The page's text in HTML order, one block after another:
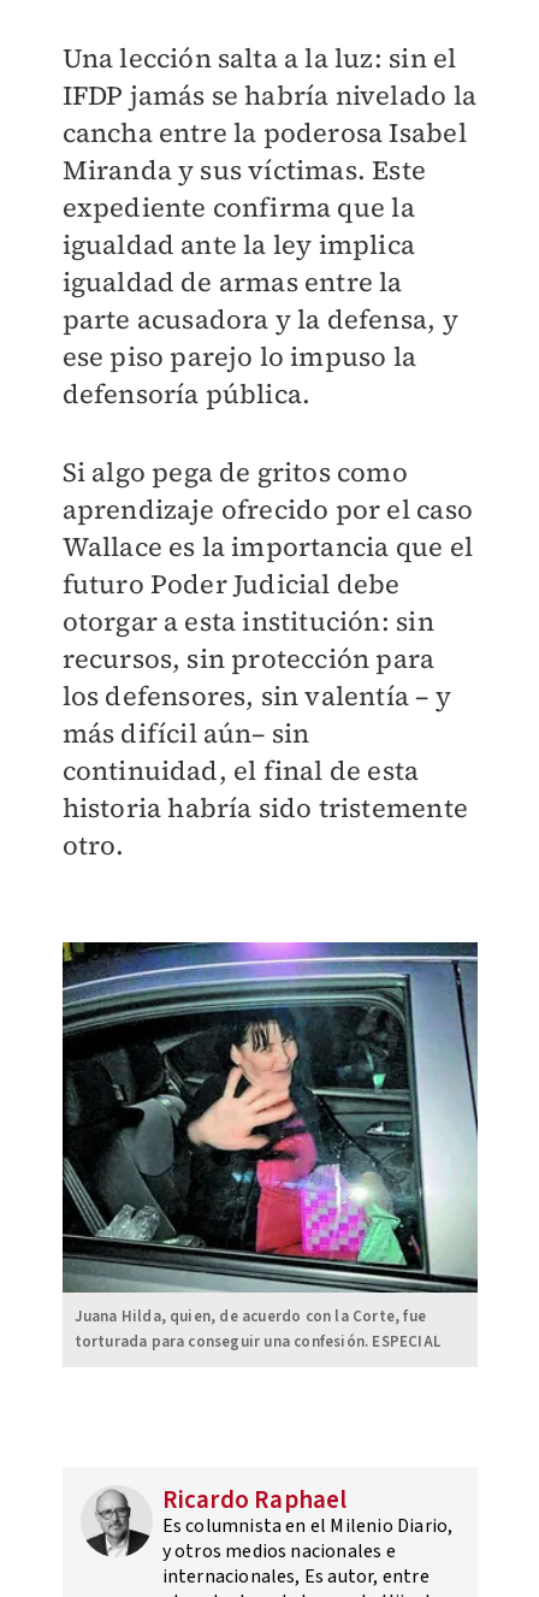
Una lección salta a la luz: sin el
IFDP jamás se habría nivelado la
cancha entre la poderosa Isabel
Miranda y sus víctimas. Este
expediente confirma que la
igualdad ante la ley implica
igualdad de armas entre la
parte acusadora y la defensa, y
ese piso parejo lo impuso la
defensoría pública.
Si algo pega de gritos como
aprendizaje ofrecido por el caso
Wallace es la importancia que el
futuro Poder Judicial debe
otorgar a esta institución: sin
recursos, sin protección para
los defensores, sin valentía – y
más difícil aún– sin
continuidad, el final de esta
historia habría sido tristemente
otro.
Juana Hilda, quien, de acuerdo con la Corte, fue
torturada para conseguir una confesión. ESPECIAL
Ricardo Raphael
Es columnista en el Milenio Diario,
y otros medios nacionales e
internacionales, Es autor, entre